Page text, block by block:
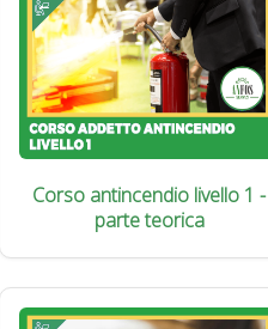
Corso antincendio livello 1 -
parte teorica